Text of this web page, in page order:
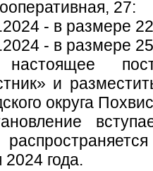
27:
- в размере
- в размере
и
округа
года.